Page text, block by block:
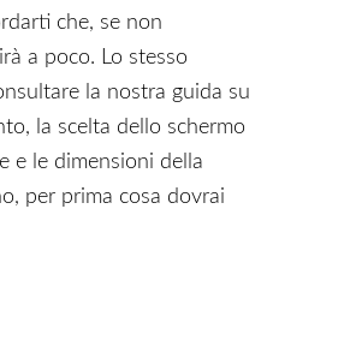
che, se non
a poco. Lo stesso
la nostra guida su
la scelta dello schermo
e le dimensioni della
per prima cosa dovrai